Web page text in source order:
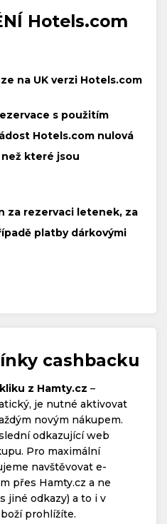
Hotels.com
na UK verzi Hotels.com
s použitím
Hotels.com nulová
které jsou
za rezervaci letenek, za
platby dárkovými
cashbacku
z Hamty.cz –
je nutné aktivovat
novým nákupem.
odkazující web
Pro maximální
navštěvovat e-
přes Hamty.cz a ne
jiné odkazy) a to i v
prohlížíte.